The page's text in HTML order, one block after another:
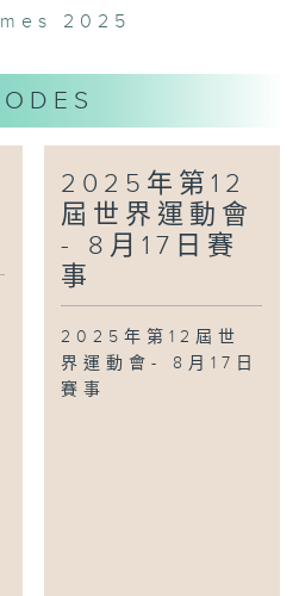
2025
2025年第12
屆世界運動會
- 8月17日賽
事
2025年第12屆世
界運動會- 8月17日
賽事